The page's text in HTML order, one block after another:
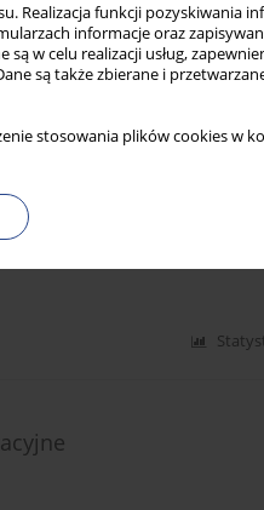
Realizacja funkcji pozyskiwania
informacje oraz
w celu realizacji usług,
są także zbierane i
stosowania plików cookies w
osobowości,